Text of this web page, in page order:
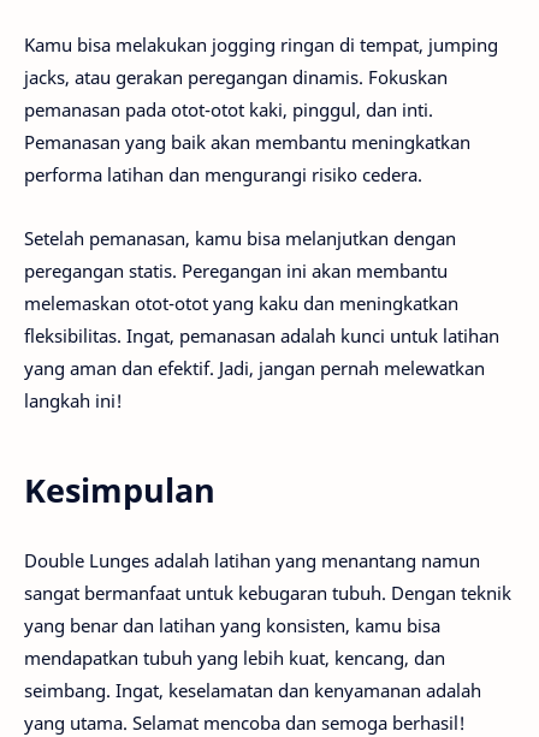
Kamu bisa melakukan jogging ringan di tempat, jumping
jacks, atau gerakan peregangan dinamis. Fokuskan
pemanasan pada otot-otot kaki, pinggul, dan inti.
Pemanasan yang baik akan membantu meningkatkan
performa latihan dan mengurangi risiko cedera.
Setelah pemanasan, kamu bisa melanjutkan dengan
peregangan statis. Peregangan ini akan membantu
melemaskan otot-otot yang kaku dan meningkatkan
fleksibilitas. Ingat, pemanasan adalah kunci untuk latihan
yang aman dan efektif. Jadi, jangan pernah melewatkan
langkah ini!
Kesimpulan
Double Lunges adalah latihan yang menantang namun
sangat bermanfaat untuk kebugaran tubuh. Dengan teknik
yang benar dan latihan yang konsisten, kamu bisa
mendapatkan tubuh yang lebih kuat, kencang, dan
seimbang. Ingat, keselamatan dan kenyamanan adalah
yang utama. Selamat mencoba dan semoga berhasil!